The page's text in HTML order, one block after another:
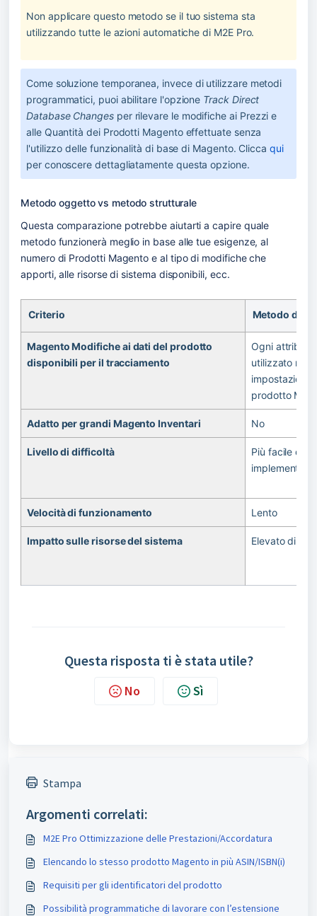
Non applicare questo metodo se il tuo sistema sta
utilizzando tutte le azioni automatiche di M2E Pro.
Come soluzione temporanea, invece di utilizzare metodi
programmatici, puoi abilitare l'opzione Track Direct
Database Changes per rilevare le modifiche ai Prezzi e
alle Quantità dei Prodotti Magento effettuate senza
l'utilizzo delle funzionalità di base di Magento. Clicca qui
per conoscere dettagliatamente questa opzione.
Metodo oggetto vs metodo strutturale
Questa comparazione potrebbe aiutarti a capire quale
metodo funzionerà meglio in base alle tue esigenze, al
numero di Prodotti Magento e al tipo di modifiche che
apporti, alle risorse di sistema disponibili, ecc.
Criterio Metodo
Magento Modifiche ai dati del prodotto
disponibili per il tracciamento
Ogni attributo
utilizzato nelle
impostazioni
prodotto
Adatto per grandi Magento Inventari No
Livello di difficoltà
Più facile da
implementare
Velocità di funzionamento Lento
Impatto sulle risorse del sistema Elevato di
Questa risposta ti è stata utile?
No Sì
Stampa
Argomenti correlati:
M2E Pro Ottimizzazione delle Prestazioni/Accordatura
Elencando lo stesso prodotto Magento in più ASIN/ISBN(і)
Requisiti per gli identificatori del prodotto
Possibilità programmatiche di lavorare con l’estensione